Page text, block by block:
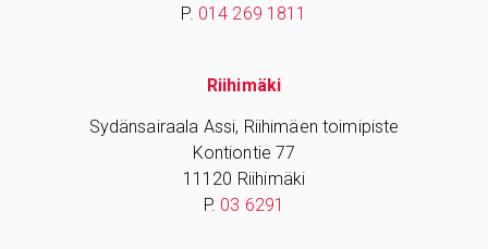
P. 014 269 1811
Riihimäki
Sydänsairaala Assi, Riihimäen toimipiste
Kontiontie 77
11120 Riihimäki
P. 03 6291